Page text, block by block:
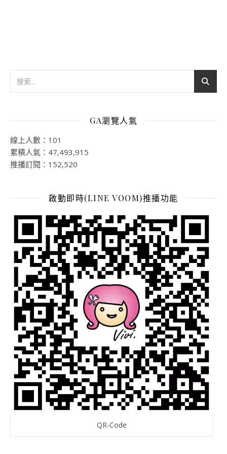
GA瀏覽人氣
線上人數：101
累積人氣：47,493,915
推播訂閱：152,520
啟動即時(LINE VOOM)推播功能
QR-Code